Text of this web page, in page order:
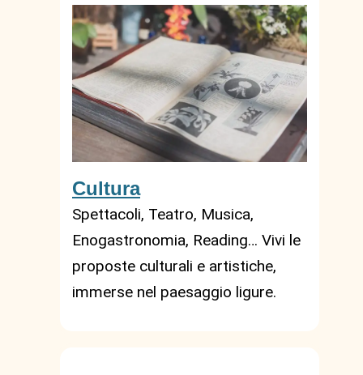
Cultura
Spettacoli, Teatro, Musica,
Enogastronomia, Reading… Vivi le
proposte culturali e artistiche,
immerse nel paesaggio ligure.